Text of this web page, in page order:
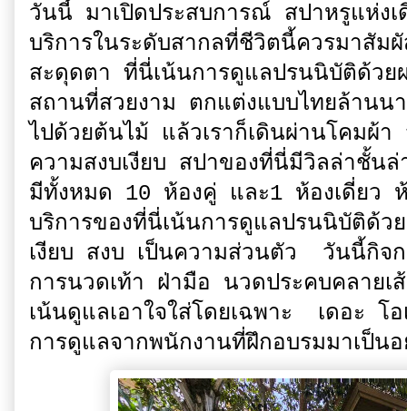
วันนี้ มาเปิดประสบการณ์ สปาหรูแห่งเ
บริการในระดับสากลที่ชีวิตนี้ควรมาสั
สะดุดตา ที่นี่เน้นการดูแลปรนนิบัติด้ว
สถานที่สวยงาม ตกแต่งแบบไทยล้านน
ไปด้วยต้นไม้ แล้วเราก็เดินผ่านโคมผ้
ความสงบเงียบ สปาของที่นี่มีวิลล่าชั้
มีทั้งหมด 10 ห้องคู่ และ1 ห้องเดี่ยว
บริการของที่นี่เน้นการดูแลปรนนิบัติด้
เงียบ สงบ เป็นความส่วนตัว วันนี้กิจก
การนวดเท้า ฝ่ามือ นวดประคบคลาย
เน้นดูแลเอาใจใส่โดยเฉพาะ เดอะ โ
การดูแลจากพนักงานที่ฝึกอบรมมาเป็น